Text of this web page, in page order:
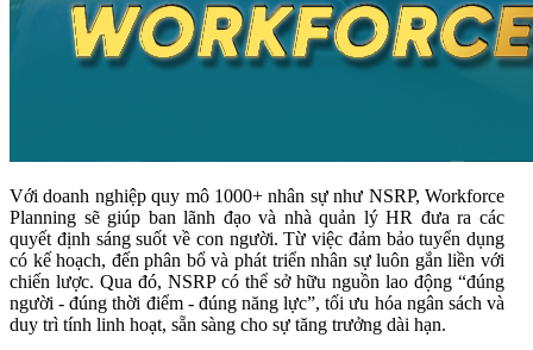
Với doanh nghiệp quy mô 1000+ nhân sự như NSRP, Workforce
Planning sẽ giúp ban lãnh đạo và nhà quản lý HR đưa ra các
quyết định sáng suốt về con người. Từ việc đảm bảo tuyển dụng
có kế hoạch, đến phân bổ và phát triển nhân sự luôn gắn liền với
chiến lược. Qua đó, NSRP có thể sở hữu nguồn lao động “đúng
người - đúng thời điểm - đúng năng lực”, tối ưu hóa ngân sách và
duy trì tính linh hoạt, sẵn sàng cho sự tăng trưởng dài hạn.